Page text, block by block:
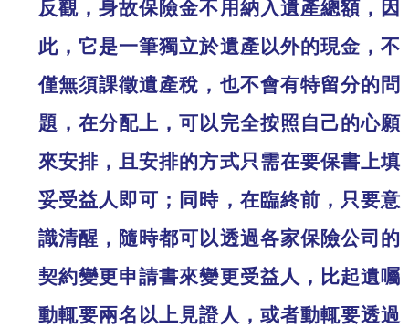
反觀，身故保險金不用納入遺產總額，因
此，它是一筆獨立於遺產以外的現金，不
僅無須課徵遺產稅，也不會有特留分的問
題，在分配上，可以完全按照自己的心願
來安排，且安排的方式只需在要保書上填
妥受益人即可；同時，在臨終前，只要意
識清醒，隨時都可以透過各家保險公司的
契約變更申請書來變更受益人，比起遺囑
動輒要兩名以上見證人，或者動輒要透過